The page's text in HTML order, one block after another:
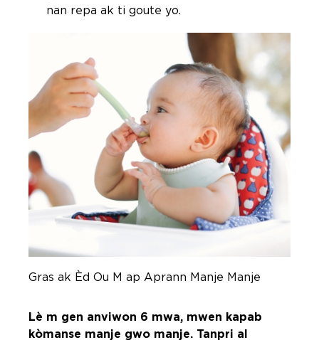
nan repa ak ti goute yo.
Gras ak Èd Ou M ap Aprann Manje Manje
Lè m gen anviwon 6 mwa, mwen kapab
kòmanse manje gwo manje. Tanpri al